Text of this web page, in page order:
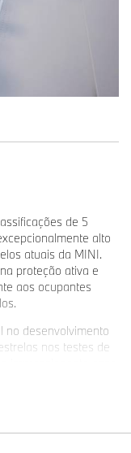
de 5
alto
atuais da MINI.
proteção ativa e
aos ocupantes
no desenvolvimento
nos testes de
de segurança